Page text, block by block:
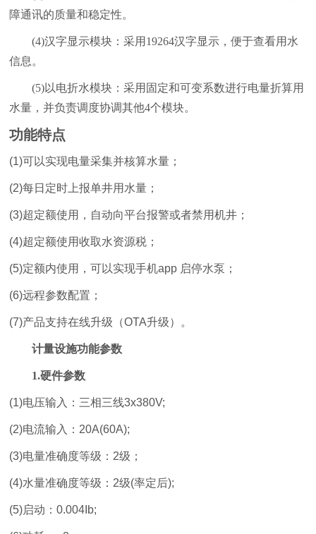
障通讯的质量和稳定性。
(4)汉字显示模块：采用19264汉字显示，便于查看用水
信息。
(5)以电折水模块：采用固定和可变系数进行电量折算用
水量， 并负责调度协调其他4个模块。
功能特点
(1)可以实现电量采集并核算水量；
(2)每日定时上报单井用水量；
(3)超定额使用，自动向平台报警或者禁用机井；
(4)超定额使用收取水资源税；
(5)定额内使用，可以实现手机app 启停水泵；
(6)远程参数配置；
(7)产品支持在线升级（OTA升级）。
计量设施功能参数
1.硬件参数
(1)电压输入：三相三线3x380V;
(2)电流输入：20A(60A);
(3)电量准确度等级：2级；
(4)水量准确度等级：2级(率定后);
(5)启动：0.004Ib;